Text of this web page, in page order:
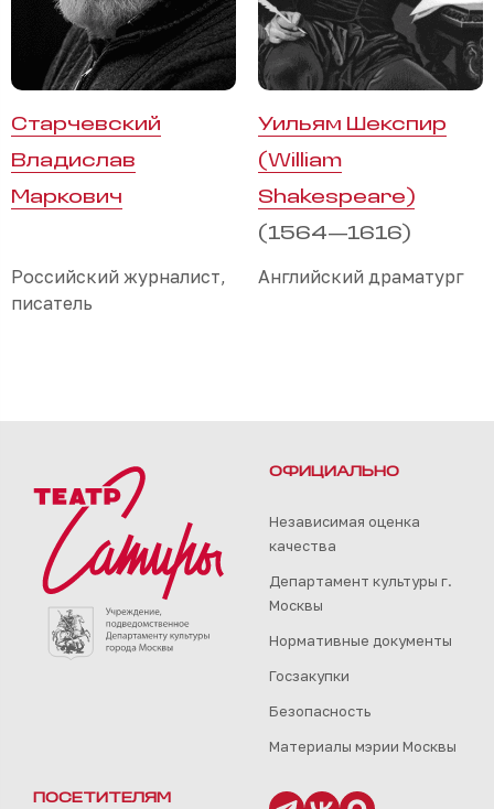
Старчевский
Владислав
Маркович
Российский журналист,
писатель
Уильям Шекспир
(William
Shakespeare)
(1564—1616)
Английский драматург
ОФИЦИАЛЬНО
Независимая оценка
качества
Департамент культуры г.
Москвы
Нормативные документы
Госзакупки
Безопасность
Материалы мэрии Москвы
ПОСЕТИТЕЛЯМ